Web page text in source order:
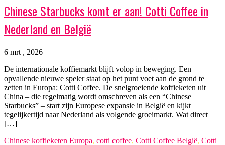
Chinese Starbucks komt er aan! Cotti Coffee in
Nederland en België
6 mrt , 2026
De internationale koffiemarkt blijft volop in beweging. Een
opvallende nieuwe speler staat op het punt voet aan de grond te
zetten in Europa: Cotti Coffee. De snelgroeiende koffieketen uit
China – die regelmatig wordt omschreven als een “Chinese
Starbucks” – start zijn Europese expansie in België en kijkt
tegelijkertijd naar Nederland als volgende groeimarkt. Wat direct
[…]
Chinese koffieketen Europa, cotti coffee, Cotti Coffee België, Cotti